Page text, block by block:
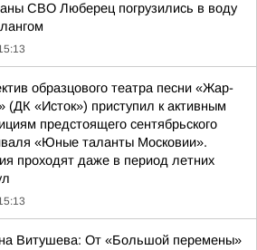
СВО Люберец погрузились в воду
образцового театра песни «Жар-
(ДК «Исток») приступил к активным
предстоящего сентябрьского
«Юные таланты Московии».
проходят даже в период летних
Витушева: От «Большой перемены»